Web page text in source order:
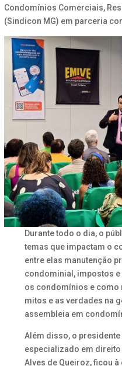
Condomínios Comerciais,
(Sindicon MG) em parceria
Durante todo o dia, o
temas que impactam o
entre elas manutenção
condominial, impostos
os condomínios e como
mitos e as verdades na
assembleia em
Além disso, o
especializado em
Alves de Queiroz, ficou